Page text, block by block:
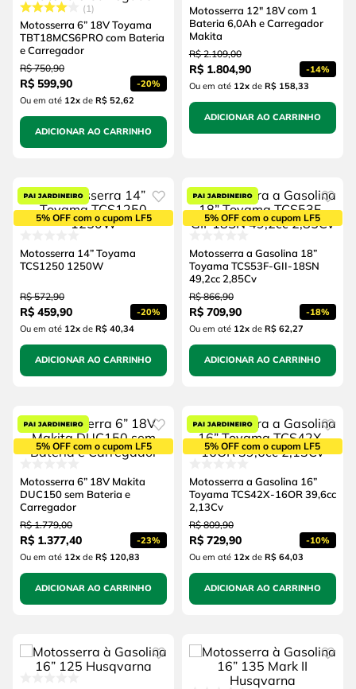
1
Motosserra 6” 18V Toyama
TBT18MCS6PRO com Bateria
e Carregador
R$ 750,90
R$ 599,90 -20%
Ou em até 12xde R$ 52,62
ADICIONAR AO CARRINHO
Motosserra 12" 18V com 1
Bateria 6,0Ah e Carregador
Makita
R$ 2.109,00
R$ 1.804,90 -14%
Ou em até 12xde R$ 158,33
ADICIONAR AO CARRINHO
5% OFF com o cupom LF5
Motosserra 14” Toyama
TCS1250 1250W
R$ 572,90
R$ 459,90 -20%
Ou em até 12xde R$ 40,34
ADICIONAR AO CARRINHO
5% OFF com o cupom LF5
Motosserra a Gasolina 18”
Toyama TCS53F-GII-18SN
49,2cc 2,85Cv
R$ 866,90
R$ 709,90 -18%
Ou em até 12xde R$ 62,27
ADICIONAR AO CARRINHO
5% OFF com o cupom LF5
Motosserra 6” 18V Makita
DUC150 sem Bateria e
Carregador
R$ 1.779,00
R$ 1.377,40 -23%
Ou em até 12xde R$ 120,83
ADICIONAR AO CARRINHO
5% OFF com o cupom LF5
Motosserra a Gasolina 16”
Toyama TCS42X-16OR 39,6cc
2,13Cv
R$ 809,90
R$ 729,90 -10%
Ou em até 12xde R$ 64,03
ADICIONAR AO CARRINHO